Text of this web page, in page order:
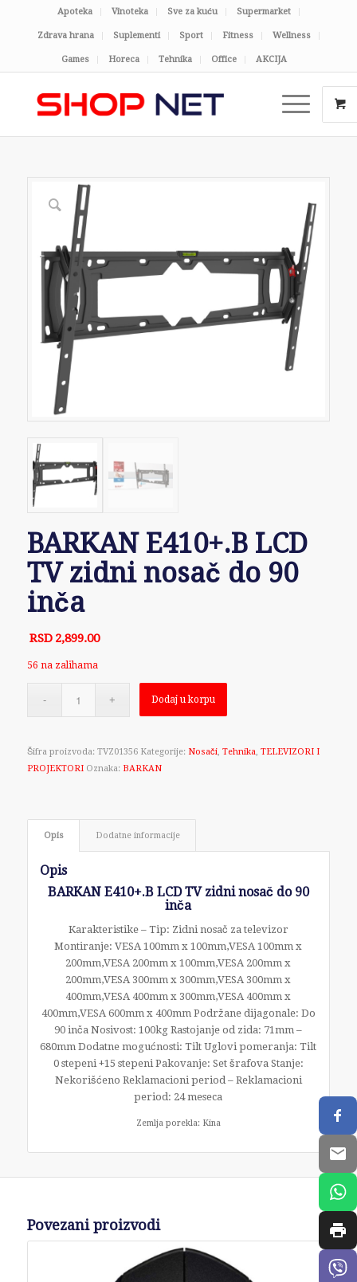
Apoteka Vinoteka Sve za kuću Supermarket
Zdrava hrana Suplementi Sport Fitness Wellness
Games Horeca Tehnika Office AKCIJA
BARKAN E410+.B LCD
TV zidni nosač do 90
inča
RSD 2,899.00
56 na zalihama
Dodaj u korpu
Šifra proizvoda: TVZ01356 Kategorije: Nosači, Tehnika TELEVIZORI I
PROJEKTORI Oznaka: BARKAN
Opis Dodatne informacije
Opis
BARKAN E410+.B LCD TV zidni nosač do 90
inča
Karakteristike – Tip: Zidni nosač za televizor
Montiranje: VESA 100mm x 100mm,VESA 100mm x
200mm,VESA 200mm x 100mm,VESA 200mm x
200mm,VESA 300mm x 300mm,VESA 300mm x
400mm,VESA 400mm x 300mm,VESA 400mm x
400mm,VESA 600mm x 400mm Podržane dijagonale: Do
90 inča Nosivost: 100kg Rastojanje od zida: 71mm –
680mm Dodatne mogućnosti: Tilt Uglovi pomeranja: Tilt
0 stepeni +15 stepeni Pakovanje: Set šrafova Stanje:
Nekorišćeno Reklamacioni period – Reklamacioni
period: 24 meseca
Zemlja porekla: Kina
Povezani proizvodi